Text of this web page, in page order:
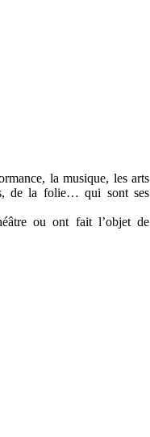
la musique, les arts
de la folie… qui sont ses
ou ont fait l’objet de